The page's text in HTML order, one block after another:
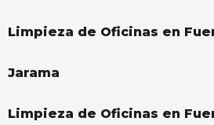
Limpieza de Oficinas en
Jarama
Limpieza de Oficinas en